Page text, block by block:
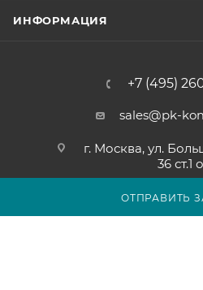
ОТПРАВИТЬ
ИНФОРМАЦИЯ
+7 (495)
sales@pk-
г. Москва, ул.
36 ст.1